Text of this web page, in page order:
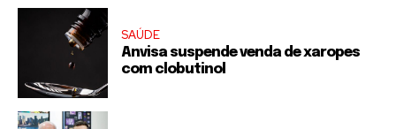
SAÚDE
Anvisa suspende venda de xaropes
com clobutinol